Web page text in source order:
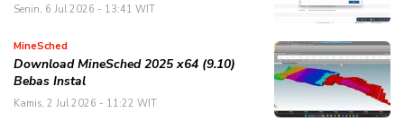
Senin, 6 Jul 2026 - 13:41 WIT
MineSched
Download MineSched 2025 x64 (9.10)
Bebas Instal
Kamis, 2 Jul 2026 - 11:22 WIT